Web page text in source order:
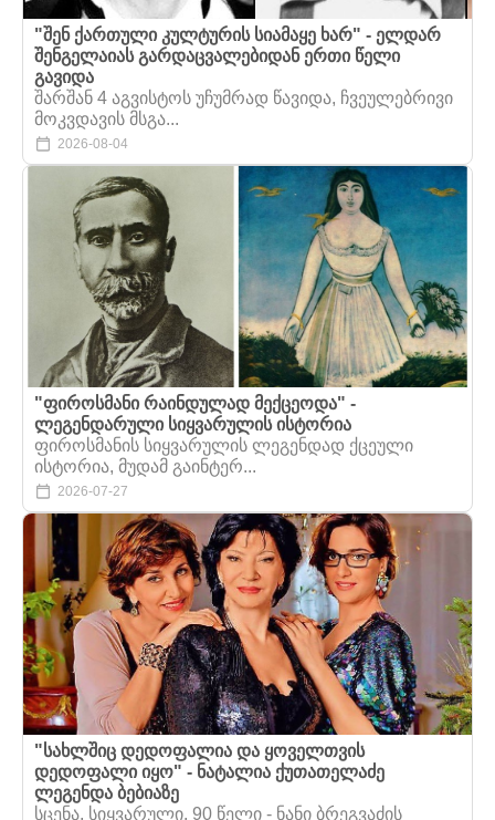
"შენ ქართული კულტურის სიამაყე ხარ" - ელდარ
შენგელაიას გარდაცვალებიდან ერთი წელი
გავიდა
შარშან 4 აგვისტოს უჩუმრად წავიდა, ჩვეულებრივი
მოკვდავის მსგა...
2026-08-04
"ფიროსმანი რაინდულად მექცეოდა" -
ლეგენდარული სიყვარულის ისტორია
ფიროსმანის სიყვარულის ლეგენდად ქცეული
ისტორია, მუდამ გაინტერ...
2026-07-27
"სახლშიც დედოფალია და ყოველთვის
დედოფალი იყო" - ნატალია ქუთათელაძე
ლეგენდა ბებიაზე
სცენა, სიყვარული, 90 წელი - ნანი ბრეგვაძის